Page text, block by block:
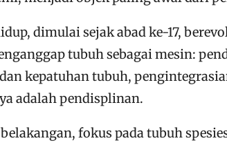
dimulai sejak abad ke-17,
tubuh sebagai mesin:
kepatuhan tubuh,
adalah pendisplinan.
fokus pada tubuh